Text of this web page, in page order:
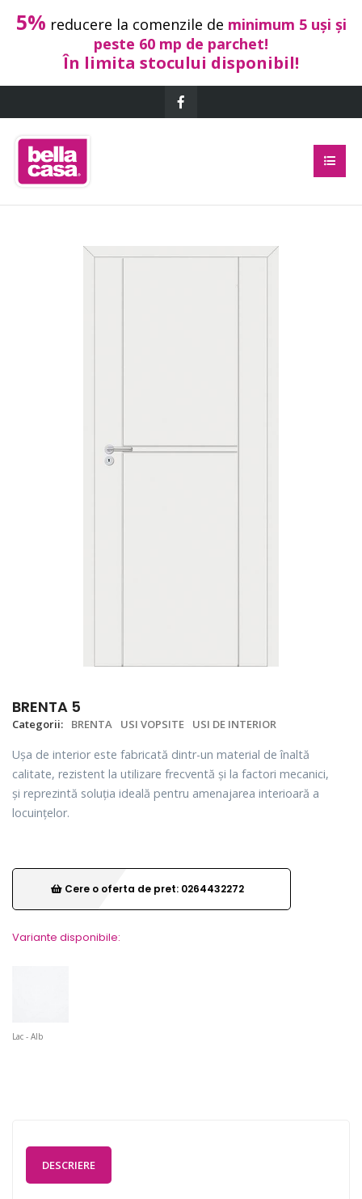
5% reducere la comenzile de minimum 5 uși și
peste 60 mp de parchet!
În limita stocului disponibil!
BRENTA 5
Categorii: BRENTA USI VOPSITE USI DE INTERIOR
Ușa de interior este fabricată dintr-un material de înaltă
calitate, rezistent la utilizare frecventă și la factori mecanici,
și reprezintă soluția ideală pentru amenajarea interioară a
locuințelor.
Cere o oferta de pret: 0264432272
Variante disponibile:
Lac - Alb
DESCRIERE